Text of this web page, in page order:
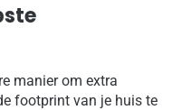
manier om extra
footprint van je huis te